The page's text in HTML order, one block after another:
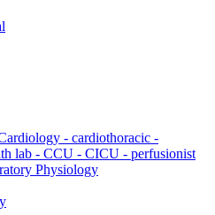
- cardiothoracic -
lab - CCU - CICU - perfusionist
Physiology